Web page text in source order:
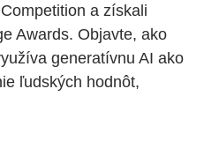
a získali
Awards. Objavte, ako
generatívnu AI ako
ľudských hodnôt,